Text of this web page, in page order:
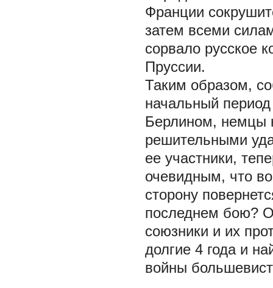
Франции
затем всеми
сорвало русское
Пруссии.
Таким образом,
начальный
Берлином, немцы
решительными
ее участники,
очевидным, что
сторону
последнем бою?
союзники и их
долгие 4 года и
войны